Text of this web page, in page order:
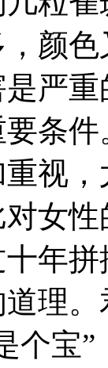
颜
严
条
视
女
年
理
个宝